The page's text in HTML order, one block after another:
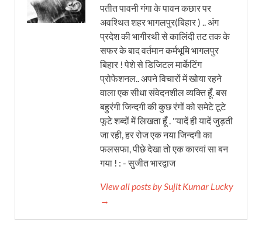
पतीत पावनी गंगा के पावन कछार पर
अवश्थित शहर भागलपुर(बिहार ) .. अंग
प्रदेश की भागीरथी से कालिंदी तट तक के
सफर के बाद वर्तमान कर्मभूमि भागलपुर
बिहार ! पेशे से डिजिटल मार्केटिंग
प्रोफेशनल.. अपने विचारों में खोया रहने
वाला एक सीधा संवेदनशील व्यक्ति हूँ. बस
बहुरंगी जिन्दगी की कुछ रंगों को समेटे टूटे
फूटे शब्दों में लिखता हूँ . "यादें ही यादें जुड़ती
जा रही, हर रोज एक नया जिन्दगी का
फलसफा, पीछे देखा तो एक कारवां सा बन
गया ! : - सुजीत भारद्वाज
View all posts by Sujit Kumar Lucky
→